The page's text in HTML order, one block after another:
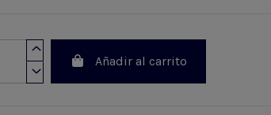
Añadir al carrito